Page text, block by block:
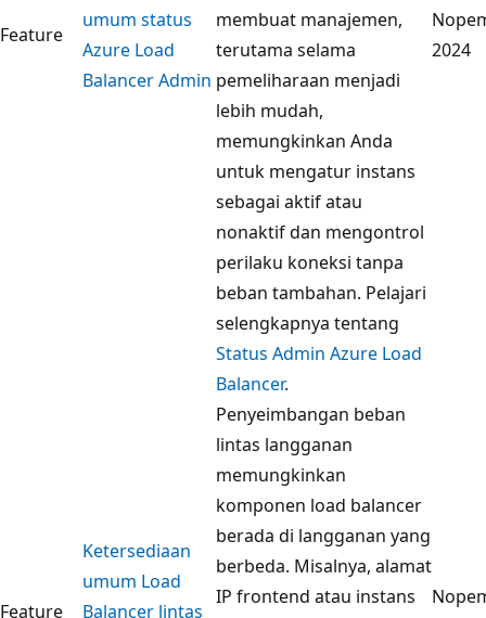
Feature
umum status
Azure Load
Balancer Admin
membuat manajemen,
terutama selama
pemeliharaan menjadi
lebih mudah,
memungkinkan Anda
untuk mengatur instans
sebagai aktif atau
nonaktif dan mengontrol
perilaku koneksi tanpa
beban tambahan. Pelajari
selengkapnya tentang
Status Admin Azure Load
Balancer.
2024
Feature
Ketersediaan
umum Load
Balancer lintas
Penyeimbangan beban
lintas langganan
memungkinkan
komponen load balancer
berada di langganan yang
berbeda. Misalnya, alamat
IP frontend atau instans